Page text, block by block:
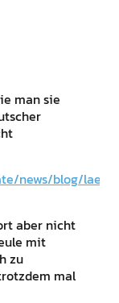
man sie
news/blog/
aber nicht
mit
zu
mal